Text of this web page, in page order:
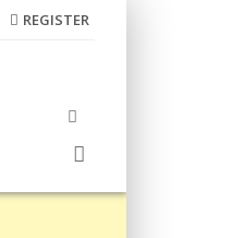
REGISTER